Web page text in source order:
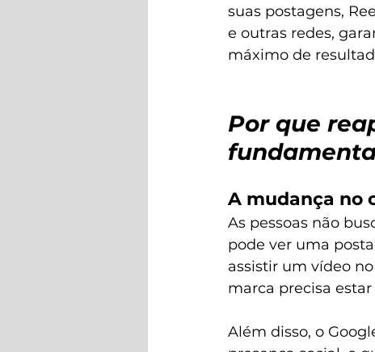
suas postagens,
e outras redes,
máximo de
Por que
A mudança no
As pessoas não
pode ver uma
assistir um vídeo
marca precisa
Além disso, o